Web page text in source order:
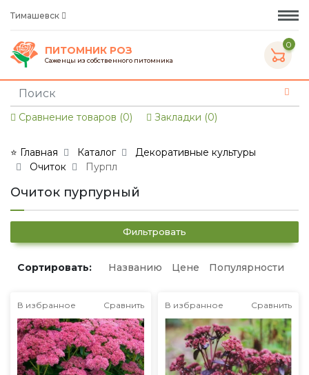
Тимашевск
ПИТОМНИК РОЗ
Саженцы из собственного питомника
0
Сравнение товаров (0) Закладки (0)
⭐ Главная Каталог
Декоративные культуры
Очиток
Пурпл
Очиток пурпурный
Фильтровать
Сортировать: Названию Цене Популярности
В избранное Сравнить В избранное Сравнить